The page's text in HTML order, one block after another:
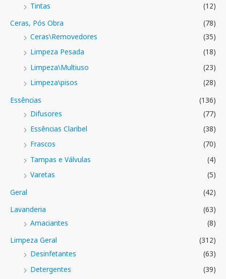
Tintas
(12)
Ceras, Pós Obra
(78)
Ceras\Removedores
(35)
Limpeza Pesada
(18)
Limpeza\Multiuso
(23)
Limpeza\pisos
(28)
Essências
(136)
Difusores
(77)
Essências Claribel
(38)
Frascos
(70)
Tampas e Válvulas
(4)
Varetas
(5)
Geral
(42)
Lavanderia
(63)
Amaciantes
(8)
Limpeza Geral
(312)
Desinfetantes
(63)
Detergentes
(39)